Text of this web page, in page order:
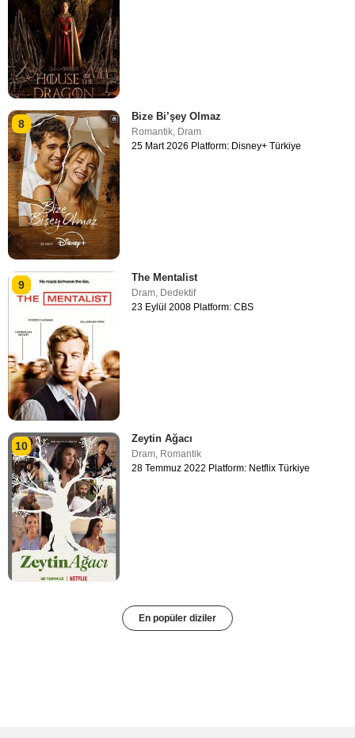
8
Bize Bi’şey Olmaz
Romantik Dram
25 Mart 2026 Platform: Disney+ Türkiye
9
The Mentalist
Dram, Dedektif
23 Eylül 2008 Platform: CBS
10
Zeytin Ağacı
Dram, Romantik
28 Temmuz 2022 Platform: Netflix Türkiye
En popüler diziler